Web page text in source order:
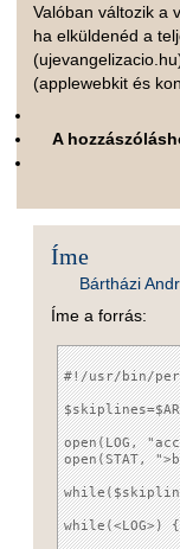
Valóban változik a
ha elküldenéd a
(applewebkit és
A
Íme
Bártházi
Íme a forrás:
#!/usr/bin/
open(LOG,
open(STAT,
while(<LOG>)